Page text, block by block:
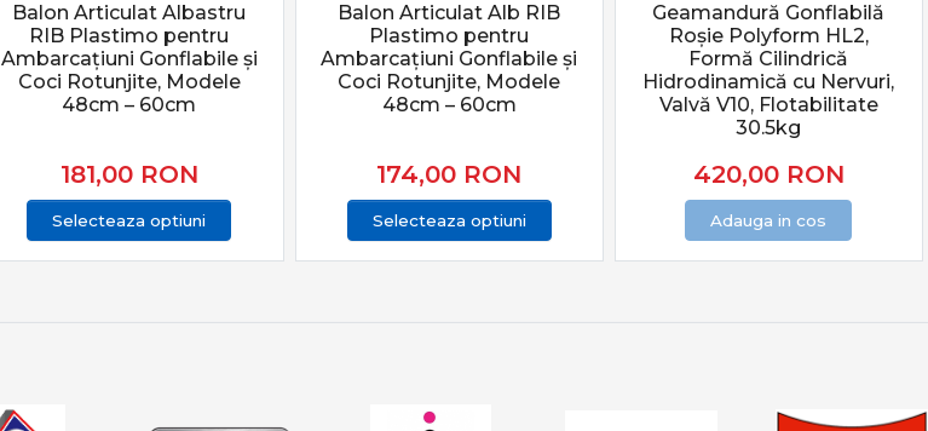
Balon Articulat Albastru
RIB Plastimo pentru
Ambarcațiuni Gonflabile și
Coci Rotunjite, Modele
48cm – 60cm
181,00 RON
Selecteaza optiuni
Balon Articulat Alb RIB
Plastimo pentru
Ambarcațiuni Gonflabile și
Coci Rotunjite, Modele
48cm – 60cm
174,00 RON
Selecteaza optiuni
Geamandură Gonflabilă
Roșie Polyform HL2,
Formă Cilindrică
Hidrodinamică cu Nervuri,
Valvă V10, Flotabilitate
30.5kg
420,00 RON
Adauga in cos